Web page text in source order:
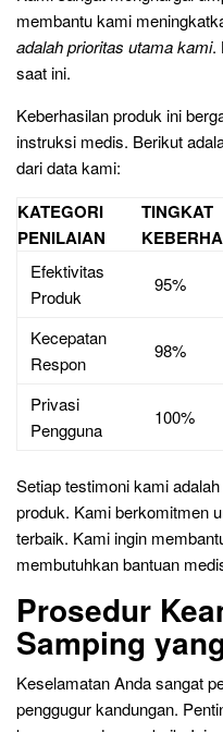
membantu kami
adalah prioritas utama kami.
saat ini.
Keberhasilan produk ini
instruksi medis. Berikut
dari data kami:
KATEGORI
PENILAIAN
TINGKAT
Efektivitas
Produk
95%
Kecepatan
Respon
98%
Privasi
Pengguna
100%
Setiap testimoni kami
produk. Kami berkomitmen
terbaik. Kami ingin
membutuhkan bantuan
Prosedur
Samping
Keselamatan Anda sangat
penggugur kandungan.